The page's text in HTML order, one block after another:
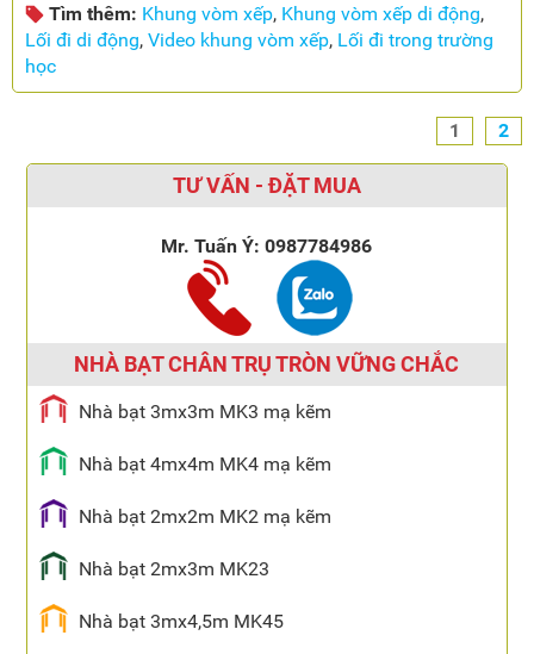
Tìm thêm: Khung vòm xếp, Khung vòm xếp di động,
Lối đi di động, Video khung vòm xếp, Lối đi trong trường
học
1 2
TƯ VẤN - ĐẶT MUA
Mr. Tuấn Ý:0987784986
NHÀ BẠT CHÂN TRỤ TRÒN VỮNG CHẮC
Nhà bạt 3mx3m MK3 mạ kẽm
Nhà bạt 4mx4m MK4 mạ kẽm
Nhà bạt 2mx2m MK2 mạ kẽm
Nhà bạt 2mx3m MK23
Nhà bạt 3mx4,5m MK45